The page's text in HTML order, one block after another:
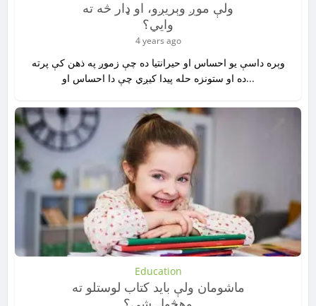
ولې موږ وېریږو، او ډار څه ته
وايي؟
4 years ago
وېره داسې یو احساس او حیرانتیا ده چې زموږ په ذهن کې پرته
ده او ستونزه حله پیدا کیږي چې دا احساس او...
Education
ماشومان ولې باید کتاب لوستلو ته